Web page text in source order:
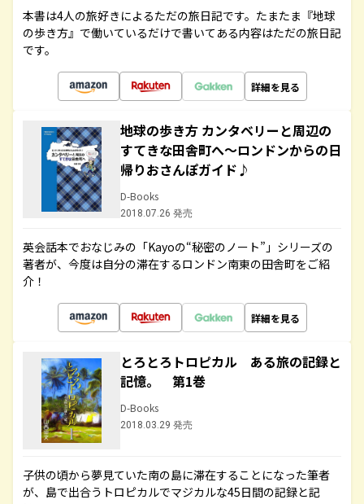
本書は4人の旅好きによるただの旅日記です。たまたま『地球
の歩き方』で働いているだけで書いてある内容はただの旅日記
です。
詳細を見る
地球の歩き方 カンタベリーと周辺の
すてきな田舎町へ～ロンドンからの日
帰りおさんぽガイド♪
D-Books
2018.07.26 発売
英会話本でおなじみの「Kayoの“秘密のノート”」シリーズの
著者が、今度は自分の滞在するロンドン南東の田舎町をご紹
介！
詳細を見る
とろとろトロピカル ある旅の記録と
記憶。 第1巻
D-Books
2018.03.29 発売
子供の頃から夢見ていた南の島に滞在することになった筆者
が、島で出合うトロピカルでマジカルな45日間の記録と記